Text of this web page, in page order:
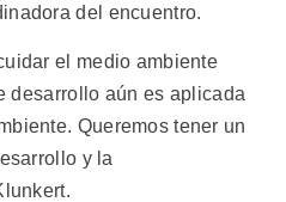
del encuentro.
el medio ambiente
desarrollo aún es aplicada
Queremos tener un
y la